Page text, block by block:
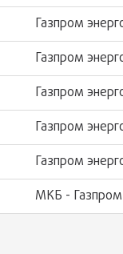
Газпром
Газпром
Газпром
Газпром
Газпром
МКБ - Газпром